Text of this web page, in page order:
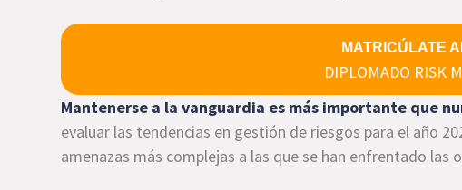
MATRICÚLATE
DIPLOMADO RISK
Mantenerse a la vanguardia es más importante que
evaluar las tendencias en gestión de riesgos para el año
amenazas más complejas a las que se han enfrentado las